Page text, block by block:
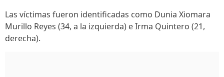
Las víctimas fueron identificadas como Dunia Xiomara
Murillo Reyes (34, a la izquierda) e Irma Quintero (21,
derecha).